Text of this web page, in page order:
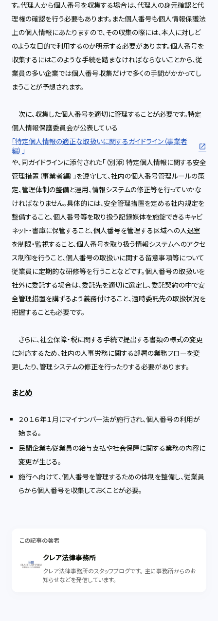
す。代理人から個人番号を収集する場合は、代理人の身元確認と代
理権の確認を行う必要もあります。また個人番号も個人情報保護法
上の個人情報にあたりますので、その収集の際には、本人に対しど
のような目的で利用するのか明示する必要があります。個人番号を
収集するにはこのような手続を踏まなければならないことから、従
業員の多い企業では個人番号収集だけで多くの手間がかかってし
まうことが予想されます。
次に、収集した個人番号を適切に管理することが必要です。特定
個人情報保護委員会が公表している
「特定個人情報の適正な取扱いに関するガイドライン（事業者
編）」
や、同ガイドラインに添付された「（別添）特定個人情報に関する安全
管理措置（事業者編）」を遵守して、社内の個人番号管理ルールの策
定、管理体制の整備と運用、情報システムの修正等を行っていかな
ければなりません。具体的には、安全管理措置を定める社内規定を
整備すること、個人番号等を取り扱う記録媒体を施錠できるキャビ
ネット・書庫に保管すること、個人番号を管理する区域への入退室
を制限・監視すること、個人番号を取り扱う情報システムへのアクセ
ス制御を行うこと、個人番号の取扱いに関する留意事項等について
従業員に定期的な研修等を行うことなどです。個人番号の取扱いを
社外に委託する場合は、委託先を適切に選定し、委託契約の中で安
全管理措置を講ずるよう義務付けること、適時委託先の取扱状況を
把握することも必要です。
さらに、社会保障・税に関する手続で提出する書類の様式の変更
に対応するため、社内の人事労務に関する部署の業務フローを変
更したり、管理システムの修正を行ったりする必要があります。
まとめ
２０１６年１月にマイナンバー法が施行され、個人番号の利用が
始まる。
民間企業も従業員の給与支払や社会保障に関する業務の内容に
変更が生じる。
施行へ向けて、個人番号を管理するための体制を整備し、従業員
らから個人番号を収集しておくことが必要。
この記事の著者
クレア法律事務所
クレア法律事務所のスタッフブログです。 主に事務所からのお
知らせなどを発信しています。